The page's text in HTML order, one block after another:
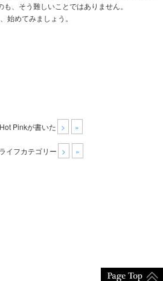
、そう難しいことではありません。
始めてみましょう。
Hot Pinkが書いた > »
ライフカテゴリー > »